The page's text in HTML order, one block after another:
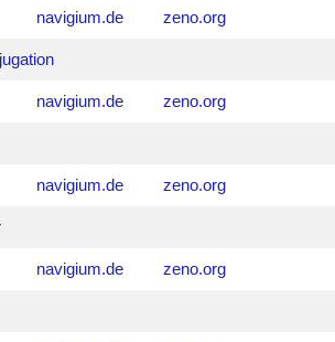
navigium.de zeno.org
navigium.de zeno.org
navigium.de zeno.org
navigium.de zeno.org